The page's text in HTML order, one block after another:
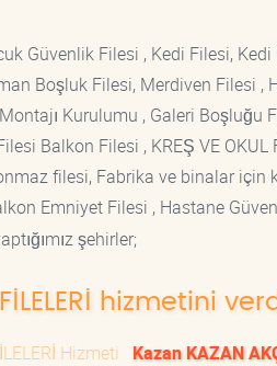
Güvenlik Filesi , Kedi Filesi,
Boşluk Filesi, Merdiven Filesi ,
Kurulumu , Galeri
Balkon Filesi , KREŞ VE OKUL
filesi, Fabrika ve binalar
Emniyet Filesi , Hastane
şehirler;
FİLELERİ hizmetini
Hizmeti Kazan KAZAN